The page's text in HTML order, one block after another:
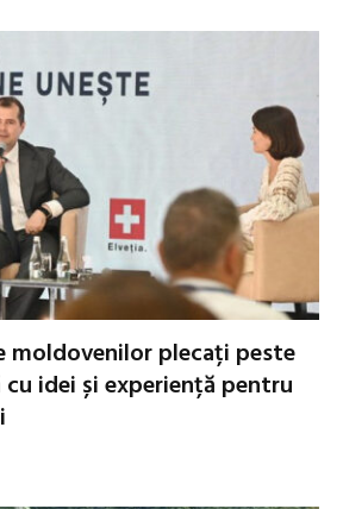
moldovenilor plecați peste
idei și experiență pentru